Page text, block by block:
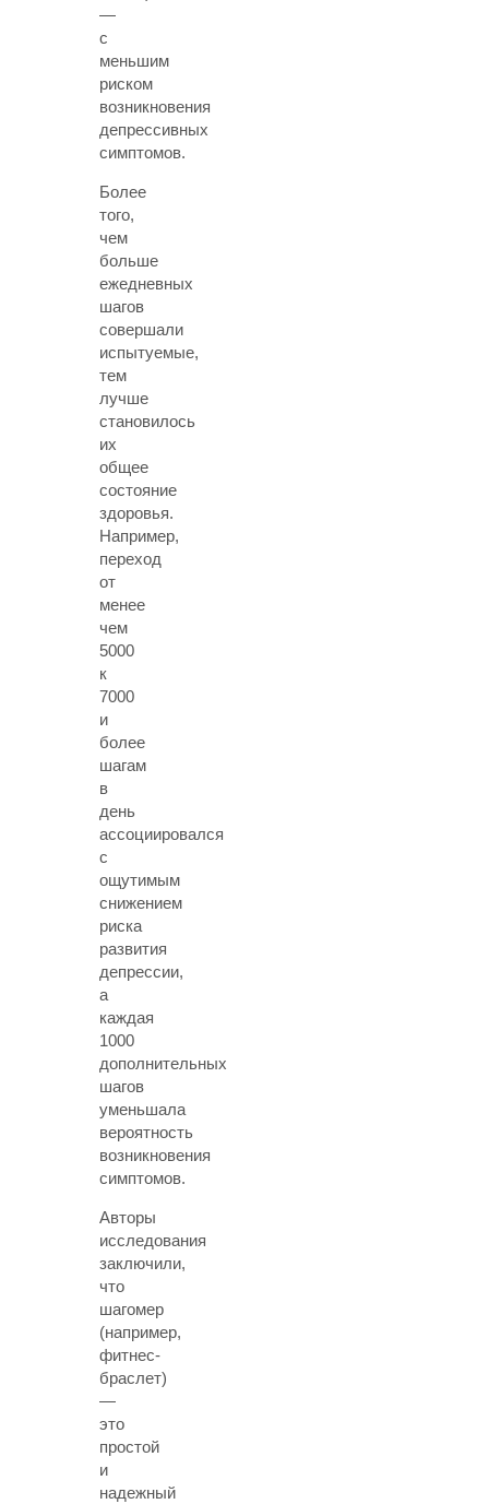
—
с
меньшим
риском
возникновения
депрессивных
симптомов.
Более
того,
чем
больше
ежедневных
шагов
совершали
испытуемые,
тем
лучше
становилось
их
общее
состояние
здоровья.
Например,
переход
от
менее
чем
5000
к
7000
и
более
шагам
в
день
ассоциировался
с
ощутимым
снижением
риска
развития
депрессии,
а
каждая
1000
дополнительных
шагов
уменьшала
вероятность
возникновения
симптомов.
Авторы
исследования
заключили,
что
шагомер
(например,
фитнес-
браслет)
—
это
простой
и
надежный